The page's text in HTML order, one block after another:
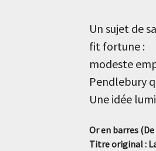
Un sujet de
fit fortune :
modeste
Pendlebury
Une idée
Or en barres
Titre original :